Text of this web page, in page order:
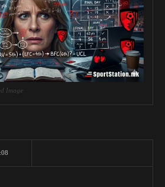
Image